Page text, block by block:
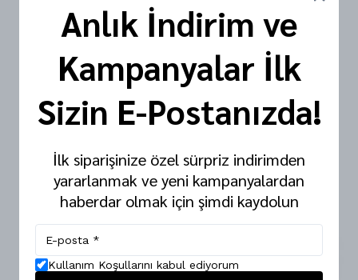
Patiği
2 değerlendirme
%14
₺ 699.90
₺ 599.90
Patiği
1 değerlendirme
%14
₺ 699.90
₺ 599.90
Anlık İndirim ve
Kampanyalar İlk
Sizin E-Postanızda!
İlk siparişinize özel sürpriz indirimden
yararlanmak ve yeni kampanyalardan
haberdar olmak için şimdi kaydolun
Kullanım Koşullarını kabul ediyorum